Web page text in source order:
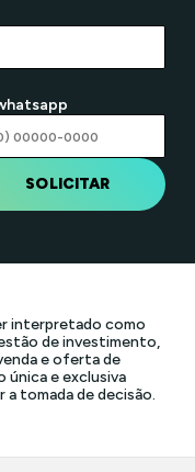
SOLICITAR
interpretado como
de investimento,
e oferta de
e exclusiva
a tomada de decisão.